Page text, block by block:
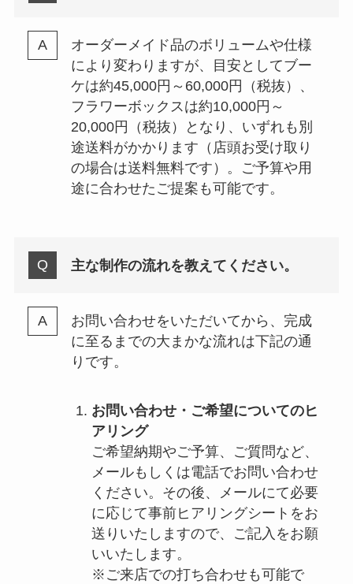
オーダーメイド品のボリュームや仕様
により変わりますが、目安としてブー
ケは約45,000円～60,000円（税抜）、
フラワーボックスは約10,000円～
20,000円（税抜）となり、いずれも別
途送料がかかります（店頭お受け取り
の場合は送料無料です）。ご予算や用
途に合わせたご提案も可能です。
主な制作の流れを教えてください。
お問い合わせをいただいてから、完成
に至るまでの大まかな流れは下記の通
りです。
お問い合わせ・ご希望についてのヒ
アリング
ご希望納期やご予算、ご質問など、
メールもしくは電話でお問い合わせ
ください。その後、メールにて必要
に応じて事前ヒアリングシートをお
送りいたしますので、ご記入をお願
いいたします。
※ご来店での打ち合わせも可能で